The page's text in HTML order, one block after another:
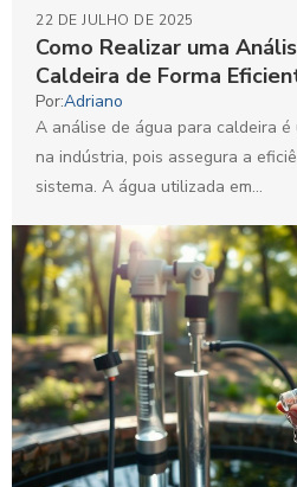
Como Realizar uma
Caldeira de Forma
22 DE JULHO DE 2025
Por:Adriano
A análise de água para caldeira
na indústria, pois assegura a
sistema. A água utilizada em...